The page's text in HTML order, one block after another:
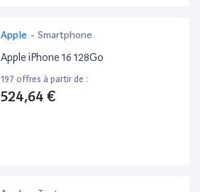
Apple - Smartphone
Apple iPhone 16 128Go
197 offres à partir de :
524,64 €